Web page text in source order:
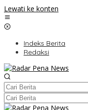
Lewati ke konten
Indeks Berita
Redaksi